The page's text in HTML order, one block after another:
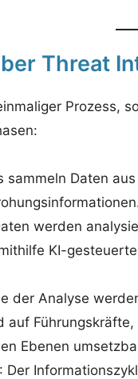
Threat
Prozess,
sammeln Daten
werden
KI-
der Analyse
auf
Ebenen
: Der